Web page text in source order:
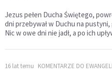
Jezus pełen Ducha Świętego,
dni przebywał w Duchu na pustyni,
Nic w owe dni nie jadł, a po ich
16 lat temu KOMENTARZE DO